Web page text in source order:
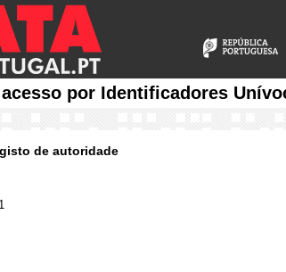
por Identificadores
de autoridade